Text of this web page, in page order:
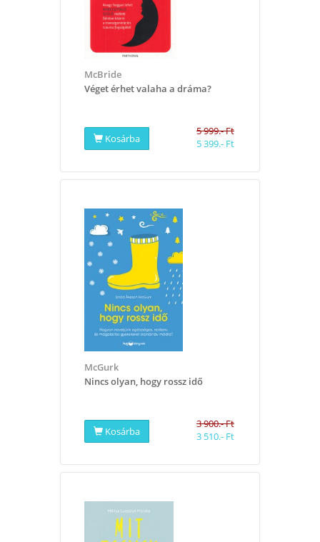
McBride
Véget érhet valaha a dráma?
Kosárba
5 999.- Ft
5 399.- Ft
McGurk
​Nincs olyan, hogy rossz idő
Kosárba
3 900.- Ft
3 510.- Ft